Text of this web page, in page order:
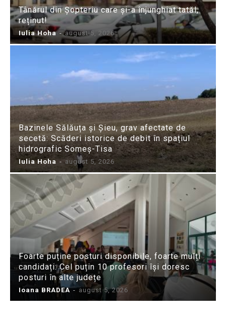
Tânărul din Șopteriu care și-a înjunghiat tatăl,
reținut!
Iulia Hoha - august 5, 2026
Bazinele Sălăuța și Șieu, grav afectate de
secetă: Scăderi istorice de debit în spațiul
hidrografic Someș-Tisa
Iulia Hoha - august 5, 2026
Foarte puține posturi disponibile, foarte mulți
candidați: Cel puțin 10 profesori își doresc
posturi în alte județe
Ioana BRADEA - august 5, 2026